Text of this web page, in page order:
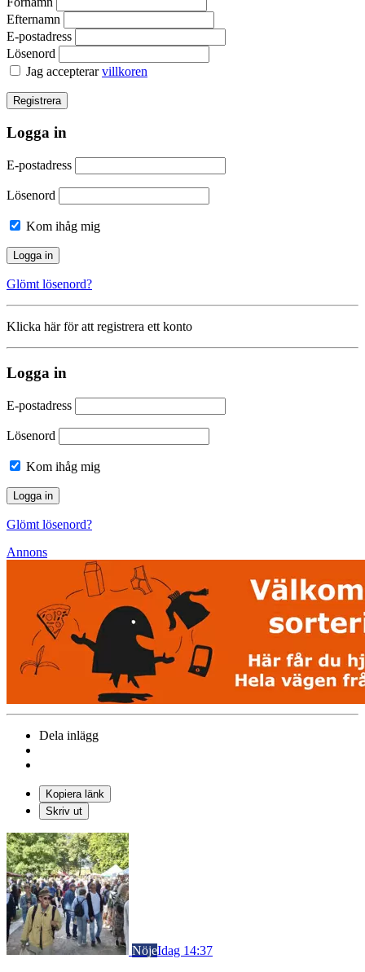
Efternamn
E-postadress
Lösenord
Jag accepterarvillkoren
Logga in
E-postadress
Lösenord
Kom ihåg mig
Glömt lösenord?
Klicka här för att registrera ett konto
Logga in
E-postadress
Lösenord
Kom ihåg mig
Glömt lösenord?
Annons
Dela inlägg
Kopiera länk
Skriv ut
NöjeIdag 14:37